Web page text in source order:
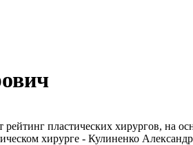
пластических хирургов, на
хирурге - Кулиненко